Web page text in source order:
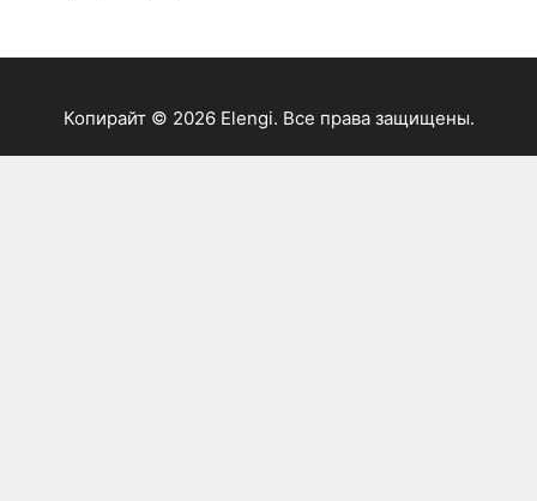
Копирайт © 2026 Elengi. Все права защищены.